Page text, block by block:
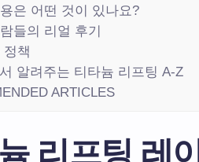
은 어떤 것이 있나요?
들의 리얼 후기
정책
알려주는 티타늄 리프팅 A-Z
ARTICLES
리프팅 레